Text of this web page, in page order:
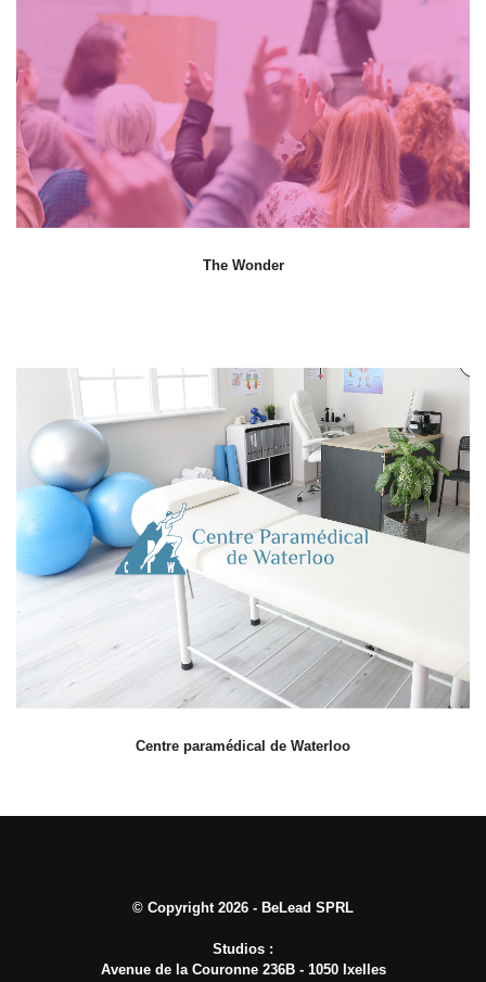
The Wonder
Centre paramédical de Waterloo
© Copyright 2026 - BeLead SPRL
Studios :
Avenue de la Couronne 236B - 1050 Ixelles